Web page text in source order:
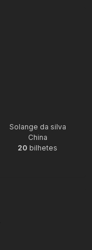
Solange da silva
China
20 bilhetes